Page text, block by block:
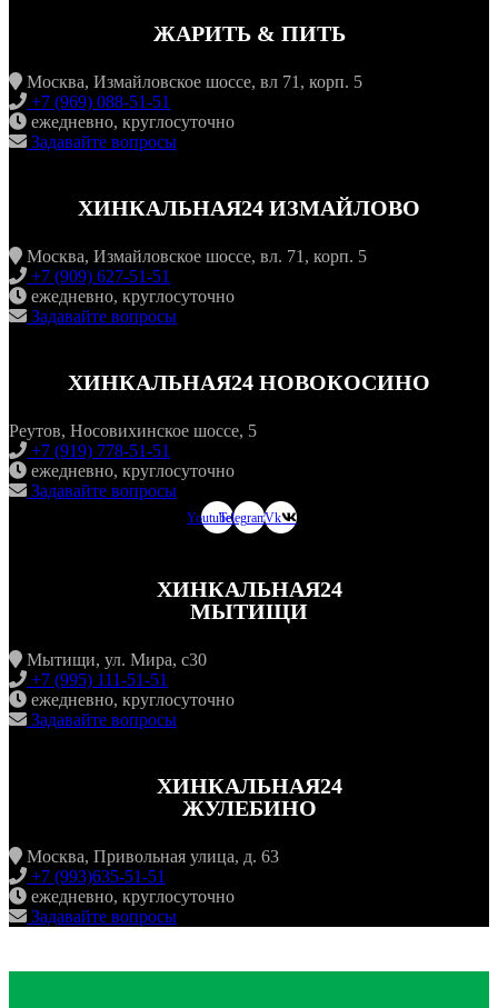
ЖАРИТЬ & ПИТЬ
Москва, Измайловское шоссе, вл 71, корп. 5
+7 (969) 088-51-51
ежедневно, круглосуточно
Задавайте вопросы
ХИНКАЛЬНАЯ24 ИЗМАЙЛОВО
Москва, Измайловское шоссе, вл. 71, корп. 5
+7 (909) 627-51-51
ежедневно, круглосуточно
Задавайте вопросы
ХИНКАЛЬНАЯ24 НОВОКОСИНО
Реутов, Носовихинское шоссе, 5
+7 (919) 778-51-51
ежедневно, круглосуточно
Задавайте вопросы
YoutubeTelegramVk
ХИНКАЛЬНАЯ24
МЫТИЩИ
Мытищи, ул. Мира, с30
+7 (995) 111-51-51
ежедневно, круглосуточно
Задавайте вопросы
ХИНКАЛЬНАЯ24
ЖУЛЕБИНО
Москва, Привольная улица, д. 63
+7 (993)635-51-51
ежедневно, круглосуточно
Задавайте вопросы